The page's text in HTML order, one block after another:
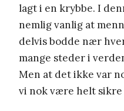
lagt i en krybbe. I
nemlig vanlig at
delvis bodde nær
mange steder i
Men at det ikke var
vi nok være helt sikre